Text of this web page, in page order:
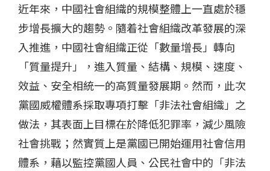
近年來，中國社會組織的規模整體上一直處於穩
步增長擴大的趨勢。隨着社會組織改革發展的深
入推進，中國社會組織正從「數量增長」轉向
「質量提升」，進入質量、結構、規模、速度、
效益、安全相統一的高質量發展期。然而，此次
黨國威權體系採取專項打擊「非法社會組織」之
做法，其表面上目標在於降低犯罪率，減少風險
社會挑戰；然實質上是黨國已開始運用社會信用
體系，藉以監控黨國人員、公民社會中的「非法